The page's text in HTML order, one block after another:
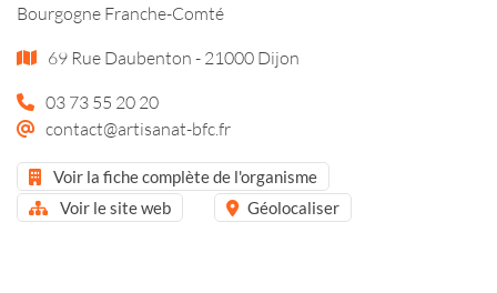
Bourgogne Franche-Comté
69 Rue Daubenton - 21000 Dijon
03 73 55 20 20
contact@artisanat-bfc.fr
Voir la fiche complète de l'organisme
Voir le site web
Géolocaliser